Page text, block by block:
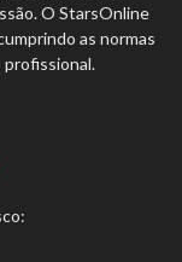
O StarsOnline
as normas
profissional.